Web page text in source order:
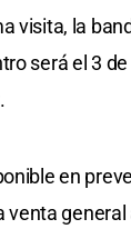
visita, la
será el 3
en
venta